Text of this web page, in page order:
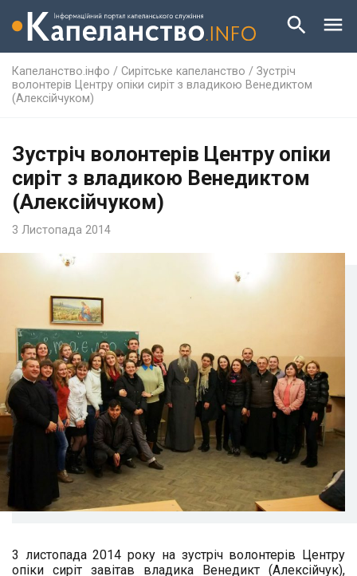
Капеланство.інфо / Сирітське капеланство / Зустріч
волонтерів Центру опіки сиріт з владикою Венедиктом
(Алексійчуком)
Зустріч волонтерів Центру опіки
сиріт з владикою Венедиктом
(Алексійчуком)
3 Листопада 2014
3 листопада 2014 року на зустріч волонтерів Центру
опіки сиріт завітав владика Венедикт (Алексійчук),